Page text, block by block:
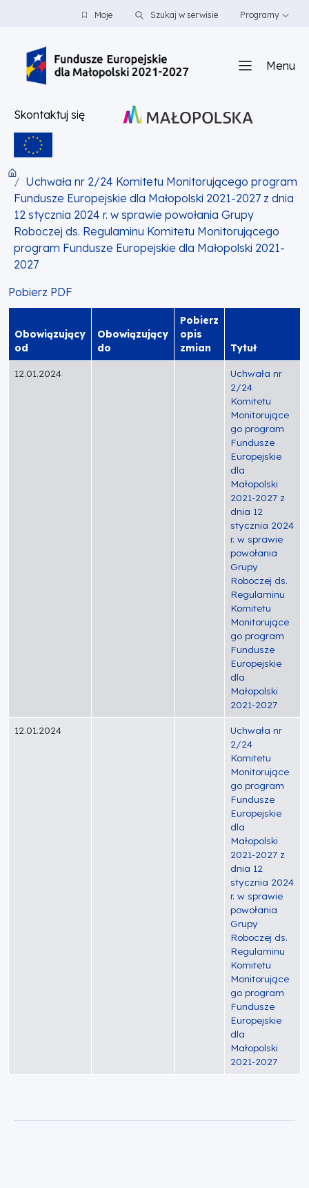
PRZEJDŹ DO TREŚCI
PRZEJDŹ DO MENUMoje Szukaj w serwisie Programy
Menu
Skontaktuj się
Uchwała nr 2/24 Komitetu Monitorującego program
Fundusze Europejskie dla Małopolski 2021-2027 z dnia
12 stycznia 2024 r. w sprawie powołania Grupy
Roboczej ds. Regulaminu Komitetu Monitorującego
program Fundusze Europejskie dla Małopolski 2021-
2027
Pobierz PDF
Obowiązujący
od
Obowiązujący
do
Pobierz
opis
zmian
Tytuł
12.01.2024
Uchwała nr
2/24
Komitetu
Monitorujące
go program
Fundusze
Europejskie
dla
Małopolski
2021-2027 z
dnia 12
stycznia 2024
r. w sprawie
powołania
Grupy
Roboczej ds.
Regulaminu
Komitetu
Monitorujące
go program
Fundusze
Europejskie
dla
Małopolski
2021-2027
12.01.2024
Uchwała nr
2/24
Komitetu
Monitorujące
go program
Fundusze
Europejskie
dla
Małopolski
2021-2027 z
dnia 12
stycznia 2024
r. w sprawie
powołania
Grupy
Roboczej ds.
Regulaminu
Komitetu
Monitorujące
go program
Fundusze
Europejskie
dla
Małopolski
2021-2027